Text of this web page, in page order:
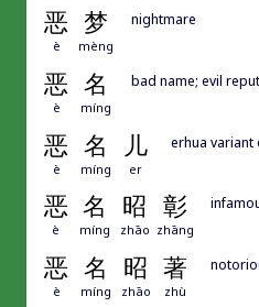
恶 梦
è mèng
nightmare
恶 名
è míng
bad name; evil
恶 名 儿
è míng er
erhua
恶 名 昭 彰
è míng zhāo zhāng
恶 名 昭 著
è míng zhāo zhù